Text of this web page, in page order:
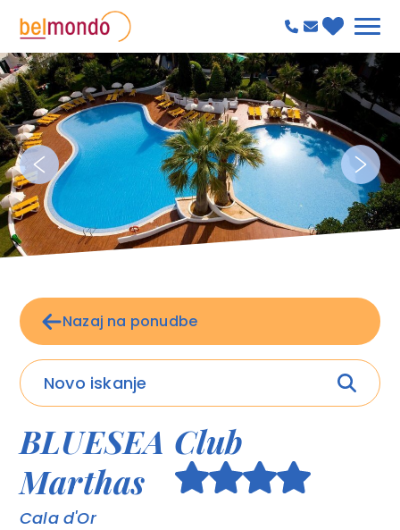
BLUESEA Club
Marthas
Cala d'Or
Nazaj na ponudbe
Novo iskanje